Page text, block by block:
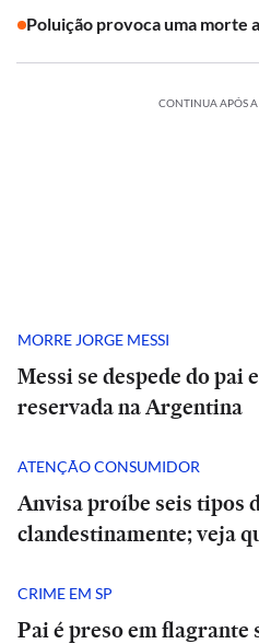
Poluição provoca uma morte
CONTINUA APÓS
MORRE JORGE MESSI
Messi se despede do pai
reservada na Argentina
ATENÇÃO CONSUMIDOR
Anvisa proíbe seis tipos
clandestinamente; veja
CRIME EM SP
Pai é preso em flagrante